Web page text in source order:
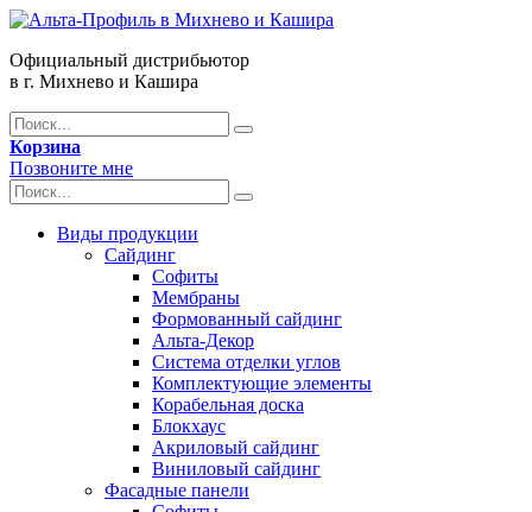
Официальный дистрибьютор
в г. Михнево и Кашира
Корзина
Позвоните мне
Виды продукции
Сайдинг
Софиты
Мембраны
Формованный сайдинг
Альта-Декор
Система отделки углов
Комплектующие элементы
Корабельная доска
Блокхаус
Акриловый сайдинг
Виниловый сайдинг
Фасадные панели